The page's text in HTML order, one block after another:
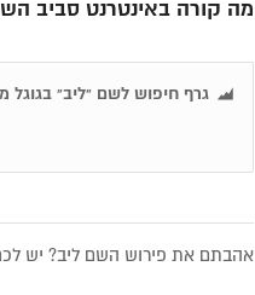
מה קורה באינטרנט סביב
גרף חיפוש לשם "ליב" בגוגל
אהבתם את פירוש השם ליב? יש